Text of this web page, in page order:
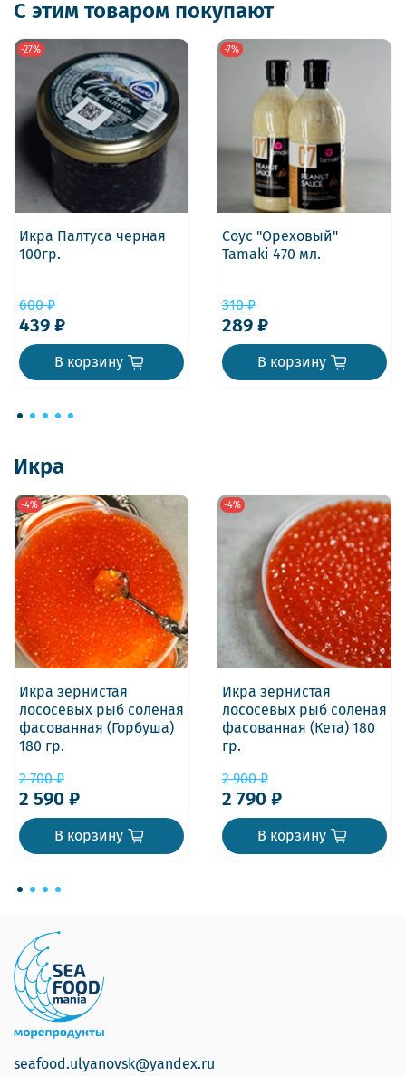
С этим товаром покупают
-27%
Икра Палтуса черная
100гр.
600 ₽
439 ₽
В корзину
-7%
Соус "Ореховый"
Tamaki 470 мл.
310 ₽
289 ₽
В корзину
Икра
-4%
Икра зернистая
лососевых рыб соленая
фасованная (Горбуша)
180 гр.
2 700 ₽
2 590 ₽
В корзину
-4%
Икра зернистая
лососевых рыб соленая
фасованная (Кета) 180
гр.
2 900 ₽
2 790 ₽
В корзину
seafood.ulyanovsk@yandex.ru